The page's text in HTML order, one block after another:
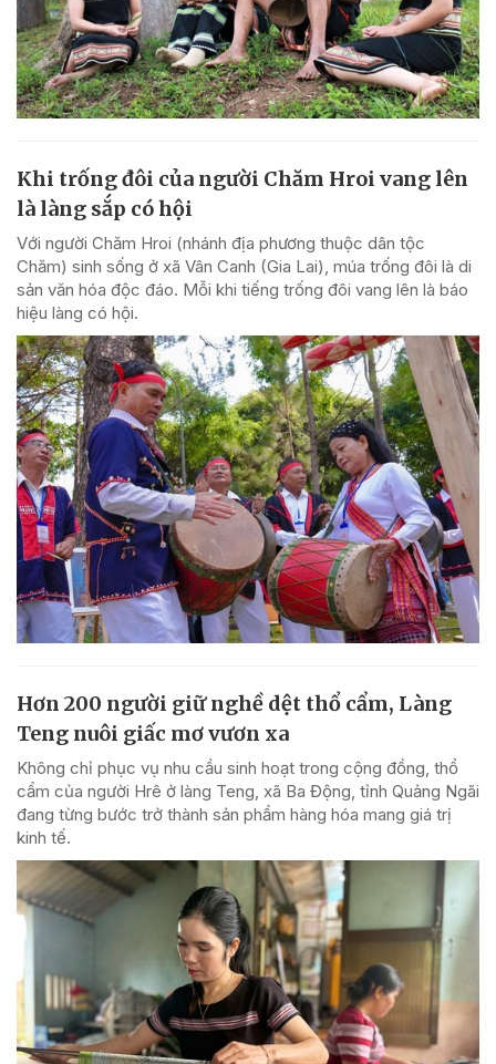
Khi trống đôi của người Chăm Hroi vang lên
là làng sắp có hội
Với người Chăm Hroi (nhánh địa phương thuộc dân tộc
Chăm) sinh sống ở xã Vân Canh (Gia Lai), múa trống đôi là di
sản văn hóa độc đáo. Mỗi khi tiếng trống đôi vang lên là báo
hiệu làng có hội.
Hơn 200 người giữ nghề dệt thổ cẩm, Làng
Teng nuôi giấc mơ vươn xa
Không chỉ phục vụ nhu cầu sinh hoạt trong cộng đồng, thổ
cẩm của người Hrê ở làng Teng, xã Ba Động, tỉnh Quảng Ngãi
đang từng bước trở thành sản phẩm hàng hóa mang giá trị
kinh tế.